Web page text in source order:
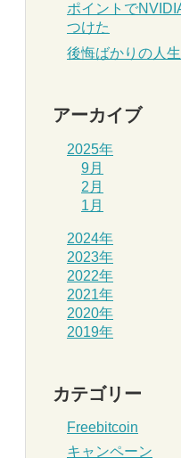
ポイントで
つけた
後悔ばかりの人
アーカイブ
2025年
9月
2月
1月
2024年
2023年
2022年
2021年
2020年
2019年
カテゴリー
Freebitcoin
キャンペーン